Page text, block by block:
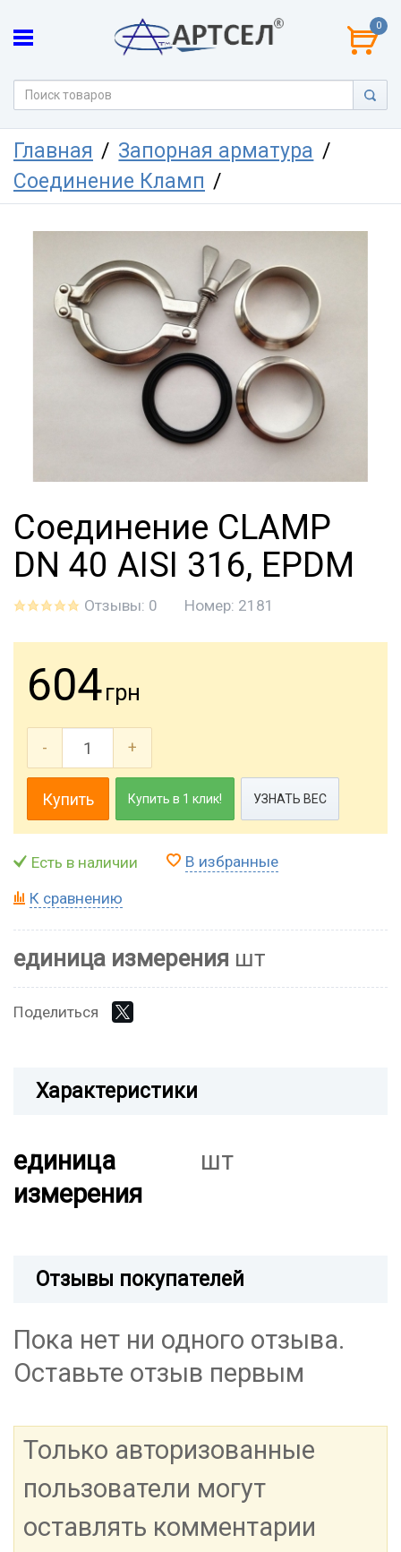
0
Главная
Запорная арматура
Соединение Кламп
Соединение CLAMP
DN 40 AISI 316, EPDM
Отзывы: 0 Номер: 2181
604грн
- +
Купить Купить в 1 клик! УЗНАТЬ ВЕС
Есть в наличии В избранные
К сравнению
единица измерения шт
Поделиться
Характеристики
единица
измерения
шт
Отзывы покупателей
Пока нет ни одного отзыва.
Оставьте отзыв первым
Только авторизованные
пользователи могут
оставлять комментарии